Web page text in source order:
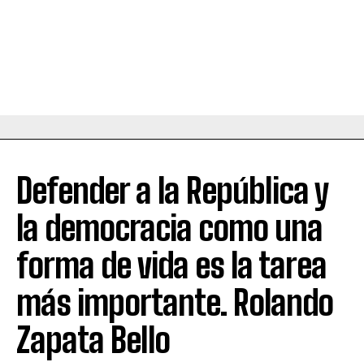
Defender a la República y
la democracia como una
forma de vida es la tarea
más importante. Rolando
Zapata Bello